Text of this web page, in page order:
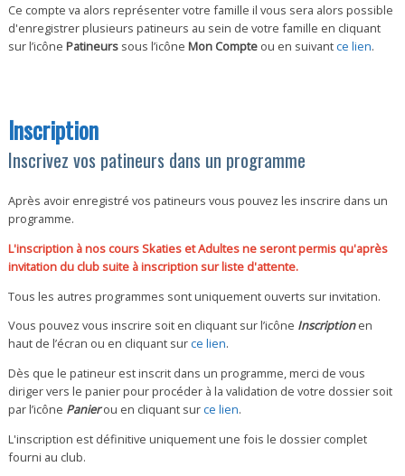
Ce compte va alors représenter votre famille il vous sera alors possible
d'enregistrer plusieurs patineurs au sein de votre famille en cliquant
sur l’icône Patineurssous l’icône Mon Compteou en suivant ce lien.
Inscription
Inscrivez vos patineurs dans un programme
Après avoir enregistré vos patineurs vous pouvez les inscrire dans un
programme.
L'inscription à nos cours Skaties et Adultes ne seront permis qu'après
invitation du club suite à inscription sur liste d'attente.
Tous les autres programmes sont uniquement ouverts sur invitation.
Vous pouvez vous inscrire soit en cliquant sur l’icône Inscriptionen
haut de l’écran ou en cliquant sur ce lien.
Dès que le patineur est inscrit dans un programme, merci de vous
diriger vers le panier pour procéder à la validation de votre dossier soit
par l’icône Panierou en cliquant sur ce lien.
L'inscription est définitive uniquement une fois le dossier complet
fourni au club.